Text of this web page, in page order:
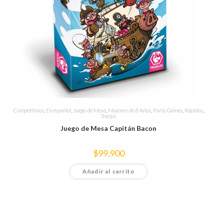
Competitivos, En español,Juego de Mesa, Mayores de 8 Años, Party Games, Rápidos,
Tranjis
Juego de Mesa Capitán Bacon
$99,900
Añadir al carrito